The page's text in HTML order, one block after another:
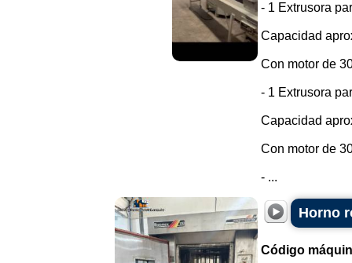
- 1 Extrusora
Capacidad
Con motor de
- 1 Extrusora
Capacidad
Con motor de
- ...
Horno
Código